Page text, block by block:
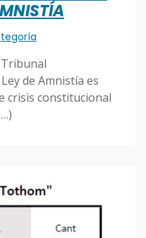
de Amnistía es
crisis constitucional